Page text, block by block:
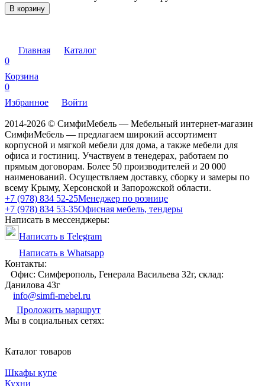
В корзину
Главная
Каталог
0
Корзина
0
Избранное
Войти
2014-2026 © СимфиМебель — Мебельный интернет-магазин
СимфиМебель — предлагаем широкий ассортимент
корпусной и мягкой мебели для дома, а также мебели для
офиса и гостиниц. Участвуем в тенедерах, работаем по
прямым договорам. Более 50 производителей и 20 000
наименований. Осуществляем доставку, сборку и замеры по
всему Крыму, Херсонской и Запорожской области.
+7 (978) 834 52-25Менеджер по рознице
+7 (978) 834 53-35Офисная мебель, тендеры
Написать в мессенджеры:
Написать в Telegram
Написать в Whatsapp
Контакты:
Офис: Симферополь, Генерала Васильева 32г, склад:
Данилова 43г
info@simfi-mebel.ru
Проложить маршрут
Мы в социальных сетях:
Каталог товаров
Шкафы купе
Кухни